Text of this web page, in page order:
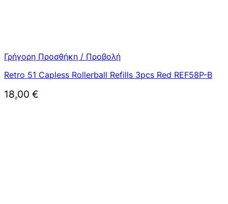
Γρήγορη Προσθήκη / Προβολή
Retro 51 Capless Rollerball Refills 3pcs Red REF58P-B
18,00 €